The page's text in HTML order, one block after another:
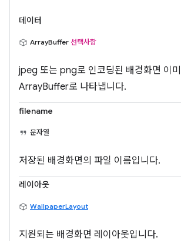
데이터
ArrayBuffer 선택사항
jpeg 또는 png로 인코딩된 배경화면 이
ArrayBuffer로 나타냅니다.
filename
문자열
저장된 배경화면의 파일 이름입니다.
레이아웃
WallpaperLayout
지원되는 배경화면 레이아웃입니다.